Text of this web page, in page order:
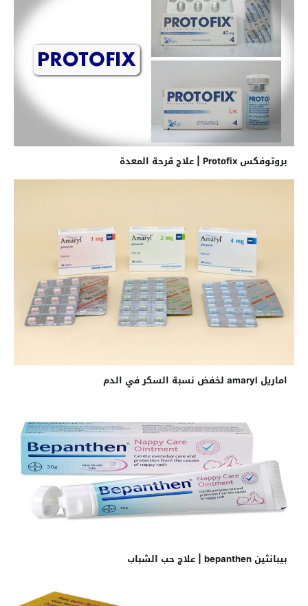
بروتوفكس Protofix | علاج قرحة المعدة
اماريل amaryl لخفض نسبة السكر في الدم
بيبانثين bepanthen | علاج حب الشباب